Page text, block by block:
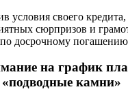
условия своего
сюрпризов и
досрочному
на график
камни»